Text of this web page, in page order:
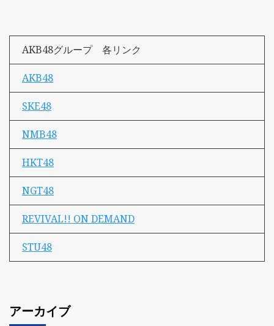
AKB48グループ 各リンク
AKB48
SKE48
NMB48
HKT48
NGT48
REVIVAL!! ON DEMAND
STU48
アーカイブ